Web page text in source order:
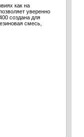
как на
уверенно
создана для
смесь,